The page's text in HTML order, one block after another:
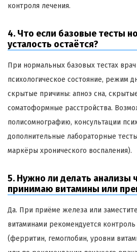
контроля лечения.
4. Что если базовые тесты
усталость остаётся?
При нормальных базовых тестах
психологическое состояние, режим
скрытые причины: апноэ сна,
соматоформные расстройства.
полисомнографию, консультации
дополнительные лабораторные
маркёры хронического воспаления).
5. Нужно ли делать анализы
принимаю витамины или
Да. При приёме железа или
витаминами рекомендуется контроль
(ферритин, гемоглобин, уровни